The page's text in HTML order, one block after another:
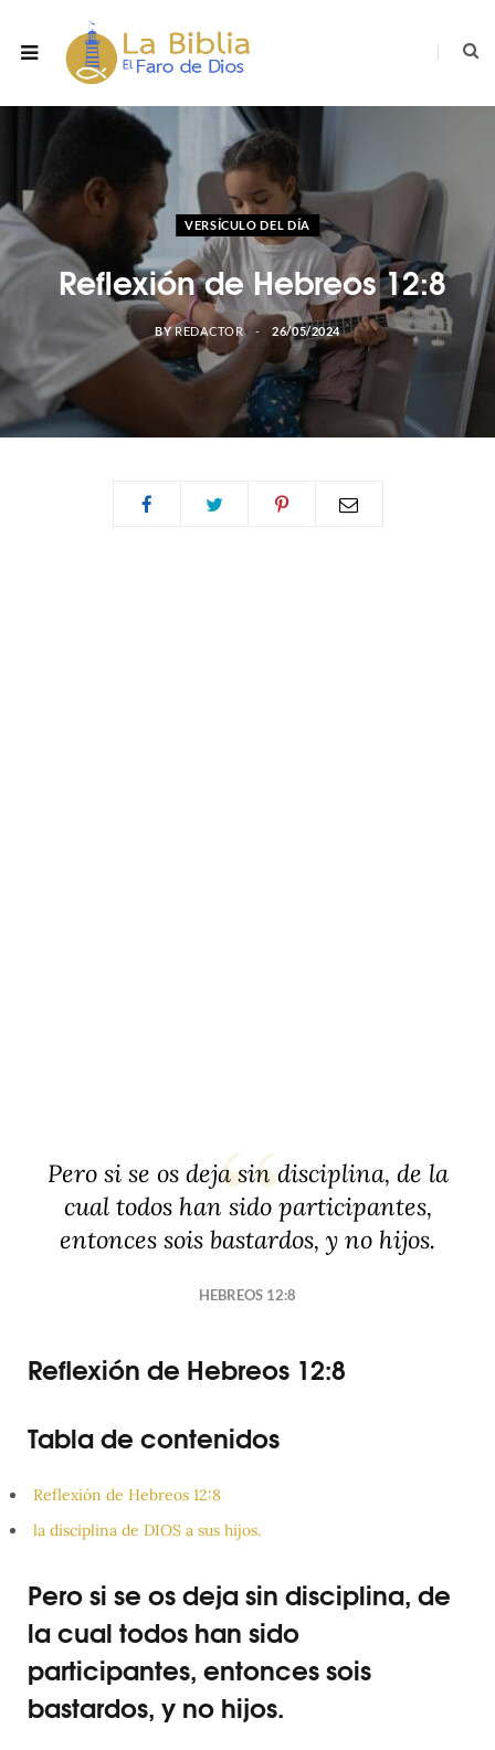
VERSÍCULO DEL DÍA
Reflexión de Hebreos 12:8
BY REDACTOR 26/05/2024
Pero si se os deja sin disciplina, de la
cual todos han sido participantes,
entonces sois bastardos, y no hijos.
HEBREOS 12:8
Reflexión de Hebreos 12:8
Tabla de contenidos
Reflexión de Hebreos 12:8
la disciplina de DIOS a sus hijos.
Pero si se os deja sin disciplina, de
la cual todos han sido
participantes, entonces sois
bastardos, y no hijos.